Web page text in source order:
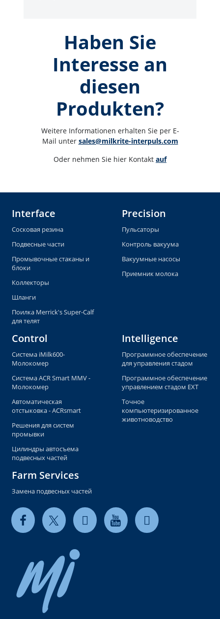
Haben Sie
Interesse an
diesen
Produkten?
Weitere Informationen erhalten Sie per E-
Mail unter sales@milkrite-interpuls.com
Oder nehmen Sie hier Kontakt auf
Interface
Сосковая резина
Подвесные части
Промывочные стаканы и
блоки
Коллекторы
Шланги
Поилка Merrick's Super-Calf
для телят
Precision
Пульсаторы
Контроль вакуума
Вакуумные насосы
Приемник молока
Control
Система iMilk600-
Молокомер
Система ACR Smart MMV -
Молокомер
Автоматическая
отстыковка - ACRsmart
Решения для систем
промывки
Цилиндры автосъема
подвесных частей
Intelligence
Программное обеспечение
для управления стадом
Программное обеспечение
управлением стадом EXT
Точное
компьютеризированное
животноводство
Farm Services
Замена подвесных частей